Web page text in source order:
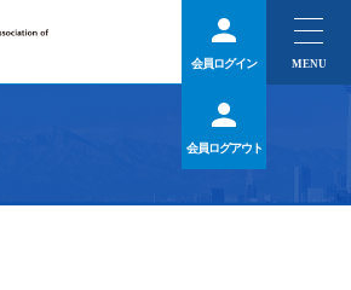
会員ログイン
会員ログアウト